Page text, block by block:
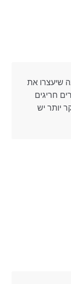
שיעצרו את
חריגים
יותר יש